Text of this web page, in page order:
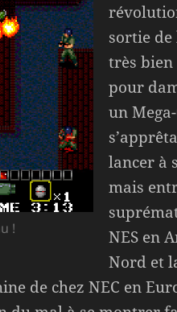
!
sortie de
très bien
pour
un
lancer à
mais
NES en
Nord et
de chez NEC en